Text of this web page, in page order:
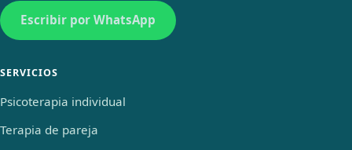
Escribir por WhatsApp
SERVICIOS
Psicoterapia individual
Terapia de pareja